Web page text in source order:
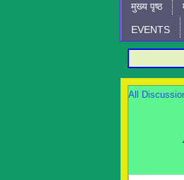
मुख्य पृष्ठ
EVENTS
All